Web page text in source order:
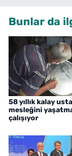
Bunlar da
58 yıllık kalay
mesleğini
çalışıyor